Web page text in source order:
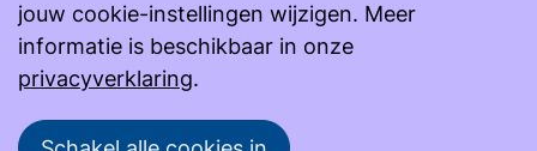
Contributie-inning 2025: per automatische incasso
incasso. Het juiste bedrag wordt automatisch geind.
jouw cookie-instellingen wijzigen. Meer
informatie is beschikbaar in onze
privacyverklaring.